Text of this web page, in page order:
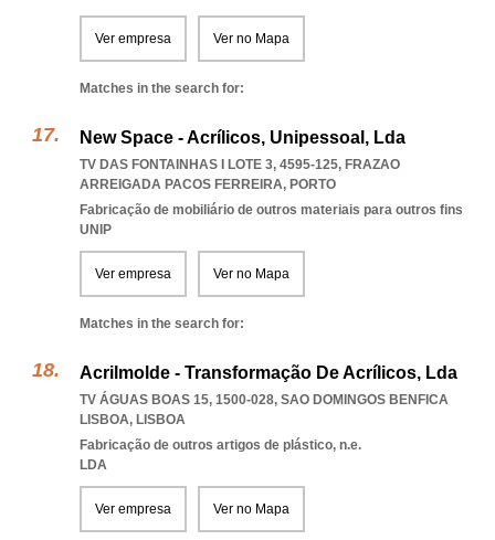
Ver empresa Ver no Mapa
Matches in the search for:
New Space - Acrílicos, Unipessoal, Lda
TV DAS FONTAINHAS I LOTE 3, 4595-125, FRAZAO
ARREIGADA PACOS FERREIRA, PORTO
Fabricação de mobiliário de outros materiais para outros fins
UNIP
Ver empresa Ver no Mapa
Matches in the search for:
Acrilmolde - Transformação De Acrílicos, Lda
TV ÁGUAS BOAS 15, 1500-028, SAO DOMINGOS BENFICA
LISBOA, LISBOA
Fabricação de outros artigos de plástico, n.e.
LDA
Ver empresa Ver no Mapa